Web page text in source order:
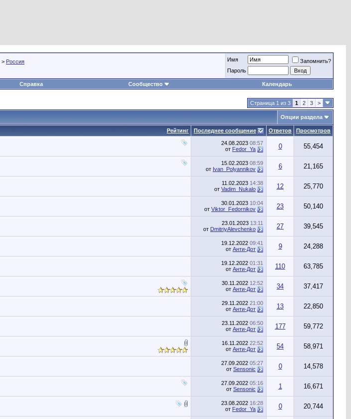
> Россия Имя
Запомнить?
Пароль
Справка Сообщество Календарь
Страница 1 из 3 1 2 3 >
Опции раздела
Рейтинг Последнее сообщение Ответов Просмотров
24.08.2023 08:57
от Fedor_Ya 0 55,454
15.02.2023 08:59
от Ivan_Polyannikov 6 21,165
11.02.2023 14:38
от Vadim_Nukalo 12 25,770
30.01.2023 10:04
от Viktor_Fedornikov 23 50,140
23.01.2023 13:11
от DmitriyAlevchenko 27 39,545
19.12.2022 09:41
от Анти-Дот 9 24,288
19.12.2022 01:31
от Анти-Дот 110 63,785
30.11.2022 12:52
от Анти-Дот 34 37,417
29.11.2022 21:00
от Анти-Дот 13 22,850
23.11.2022 06:50
от Анти-Дот 177 59,772
16.11.2022 22:52
от Анти-Дот 54 58,971
27.09.2022 05:27
от Sensonic 0 14,578
27.09.2022 05:16
от Sensonic 1 16,671
23.08.2022 16:28
от Fedor_Ya 0 20,744